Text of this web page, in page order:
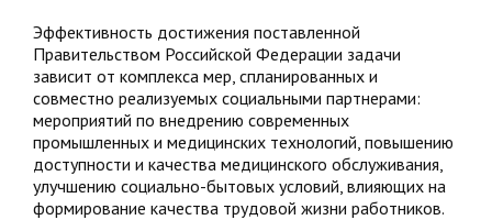
Эффективность достижения поставленной
Правительством Российской Федерации задачи
зависит от комплекса мер, спланированных и
совместно реализуемых социальными партнерами:
мероприятий по внедрению современных
промышленных и медицинских технологий, повышению
доступности и качества медицинского обслуживания,
улучшению социально-бытовых условий, влияющих на
формирование качества трудовой жизни работников.